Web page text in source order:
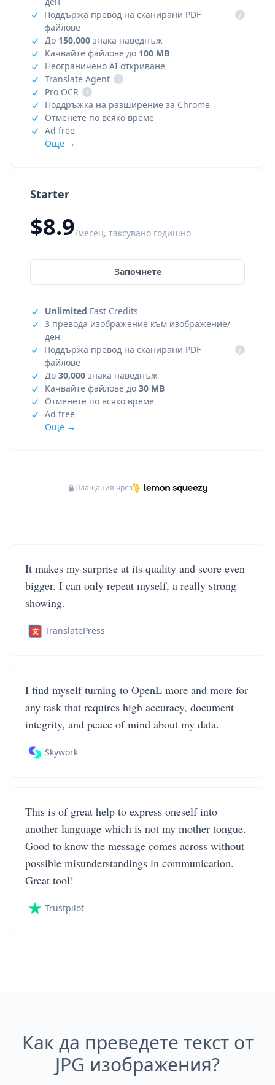
Starter
$8.9/месец, таксувано годишно
Започнете
Unlimited Fast Credits
3 превода изображение към изображение/
ден
Поддържа превод на сканирани PDF
файлове
i
До 30,000 знака наведнъж
Качвайте файлове до 30 MB
Отменете по всяко време
Ad free
Още →
Поддържа превод на сканирани PDF
файлове
i
До 150,000 знака наведнъж
Качвайте файлове до 100 MB
Неограничено AI откриване
Translate Agent
i
Pro OCR
i
Поддръжка на разширение за Chrome
Отменете по всяко време
Ad free
Още →
Плащания чрез
It makes my surprise at its quality and score even
bigger. I can only repeat myself, a really strong
showing.
TranslatePress
I find myself turning to OpenL more and more for
any task that requires high accuracy, document
integrity, and peace of mind about my data.
Skywork
This is of great help to express oneself into
another language which is not my mother tongue.
Good to know the message comes across without
possible misunderstandings in communication.
Great tool!
Trustpilot
Как да преведете текст от
JPG изображения?